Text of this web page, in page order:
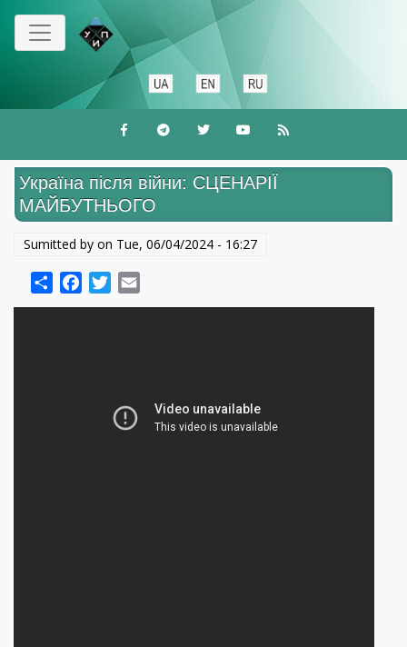
Skip
main
Україна після війни: СЦЕНАРІЇ
МАЙБУТНЬОГО
Sumitted by on Tue, 06/04/2024 - 16:27
ShareFacebookTwitter